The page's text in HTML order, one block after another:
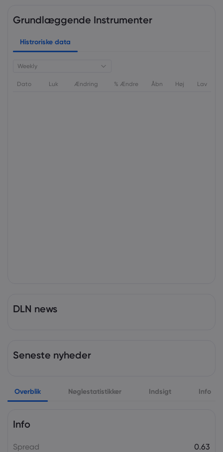
Grundlæggende Instrumenter
Histroriske data
Weekly
Dato Luk Ændring % Ændre Åbn Høj Lav
DLN news
Seneste nyheder
Overblik Nøglestatistikker Indsigt Info
Info
Spread 0.63